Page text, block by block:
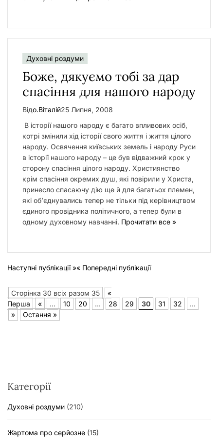
Духовні роздуми
Боже, дякуємо тобі за дар
спасіння для нашого народу
Відо.Віталій25 Липня, 2008
В історії нашого народу є багато впливових осіб,
котрі змінили хід історії свого життя і життя цілого
народу. Освячення київських земель і народу Руси
в історії нашого народу – це був відважний крок у
сторону спасіння цілого народу. Християнство
крім спасіння окремих душ, які повірили у Христа,
принесло спасаючу дію ще й для багатьох племен,
які об’єднувались тепер не тільки під керівництвом
єдиного провідника політичного, а тепер були в
одному духовному навчанні. Прочитати все »
Наступні публікації »« Попередні публікації
Сторінка 30 всіх разом 35
«
Перша
« ... 10 20 ... 28 29 30 31 32
...
»
Остання »
Категорії
Духовні роздуми (210)
Жартома про серйозне (15)